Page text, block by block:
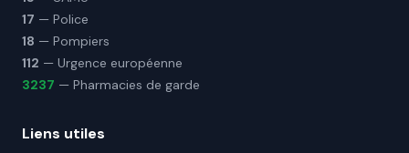
17 — Police
18 — Pompiers
112 — Urgence européenne
3237 — Pharmacies de garde
Liens utiles